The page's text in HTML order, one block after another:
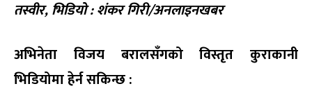
तस्वीर,भिडियो:शंकर गिरी/अनलाइनखबर
अभिनेता विजय बरालसँगको विस्तृत कुराकानी
भिडियोमा हेर्न सकिन्छ: